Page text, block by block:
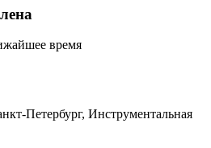
время
Петербург, Инструментальная